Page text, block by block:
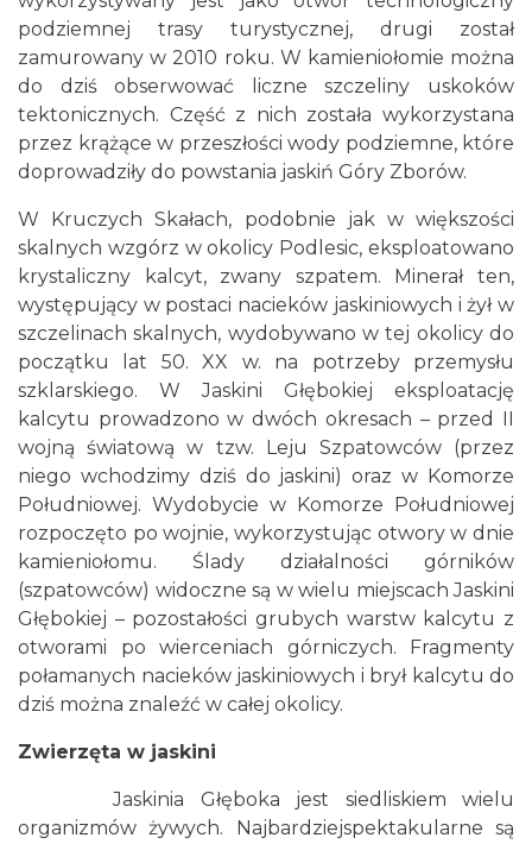
podziemnej trasy turystycznej, drugi został
zamurowany w 2010 roku. W kamieniołomie można
do dziś obserwować liczne szczeliny uskoków
tektonicznych. Część z nich została wykorzystana
przez krążące w przeszłości wody podziemne, które
doprowadziły do powstania jaskiń Góry Zborów.
W Kruczych Skałach, podobnie jak w większości
skalnych wzgórz w okolicy Podlesic, eksploatowano
krystaliczny kalcyt, zwany szpatem. Minerał ten,
występujący w postaci nacieków jaskiniowych i żył w
szczelinach skalnych, wydobywano w tej okolicy do
początku lat 50. XX w. na potrzeby przemysłu
szklarskiego. W Jaskini Głębokiej eksploatację
kalcytu prowadzono w dwóch okresach – przed II
wojną światową w tzw. Leju Szpatowców (przez
niego wchodzimy dziś do jaskini) oraz w Komorze
Południowej. Wydobycie w Komorze Południowej
rozpoczęto po wojnie, wykorzystując otwory w dnie
kamieniołomu. Ślady działalności górników
(szpatowców) widoczne są w wielu miejscach Jaskini
Głębokiej – pozostałości grubych warstw kalcytu z
otworami po wierceniach górniczych. Fragmenty
połamanych nacieków jaskiniowych i brył kalcytu do
dziś można znaleźć w całej okolicy.
Zwierzęta w jaskini
Jaskinia Głęboka jest siedliskiem wielu
organizmów żywych. Najbardziejspektakularne są